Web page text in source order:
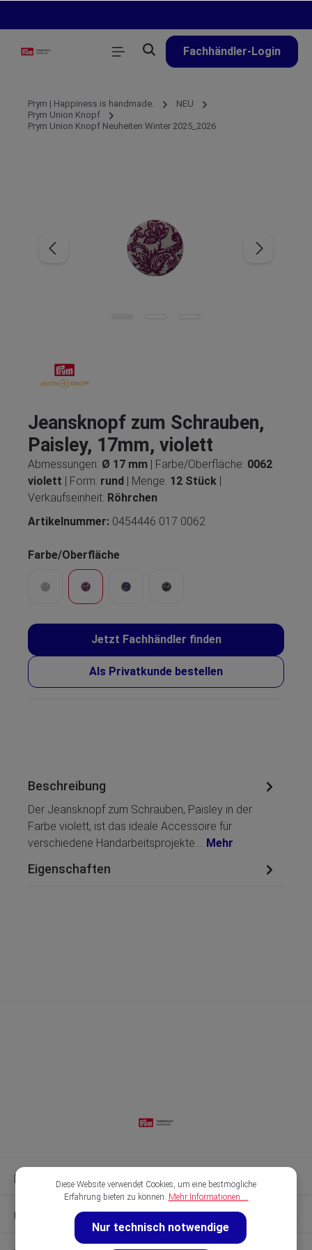
Fachhändler-Login
Prym | Happiness is handmade.
NEU
Prym Union Knopf
Prym Union Knopf Neuheiten Winter 2025_2026
Jeansknopf zum Schrauben,
Paisley, 17mm, violett
Abmessungen: Ø 17 mm | Farbe/Oberfläche: 0062
violett | Form: rund | Menge: 12 Stück |
Verkaufseinheit: Röhrchen
Artikelnummer: 0454446 017 0062
Farbe/Oberfläche
Jetzt Fachhändler finden
Als Privatkunde bestellen
Beschreibung
Der Jeansknopf zum Schrauben, Paisley in der
Farbe violett, ist das ideale Accessoire für
verschiedene Handarbeitsprojekte.… Mehr
Eigenschaften
Kontakt & Hilfe
Unsere Marken
Diese Website verwendet Cookies, um eine bestmögliche
Erfahrung bieten zu können. Mehr Informationen ...
Nur technisch notwendige